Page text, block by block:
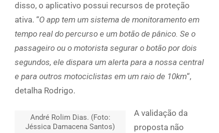
disso, o aplicativo possui recursos de proteção
ativa. “O app tem um sistema de monitoramento em
tempo real do percurso e um botão de pânico. Se o
passageiro ou o motorista segurar o botão por dois
segundos, ele dispara um alerta para a nossa central
e para outros motociclistas em um raio de 10km“,
detalha Rodrigo.
André Rolim Dias. (Foto:
Jéssica Damacena Santos)
A validação da
proposta não